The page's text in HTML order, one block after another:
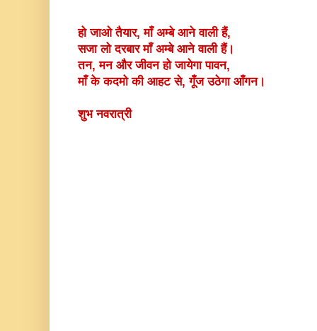
हो जाओ तैयार, माँ अम्बे आने वाली हैं,
सजा लो दरबार माँ अम्बे आने वाली हैं।
तन, मन और जीवन हो जायेगा पावन,
माँ के कदमो की आहट से, गूँज उठेगा आँगन।
शुभ नवरात्री